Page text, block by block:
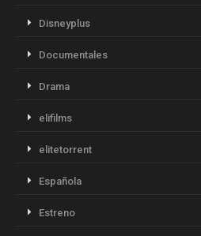
Disneyplus
Documentales
Drama
elifilms
elitetorrent
Española
Estreno